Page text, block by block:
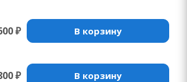
₽ В корзину
₽ В корзину